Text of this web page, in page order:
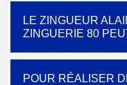
LE ZINGUEUR
ZINGUERIE 80
POUR RÉALISER